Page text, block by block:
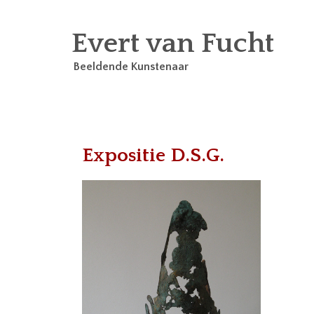
Evert van Fucht
Beeldende Kunstenaar
Expositie D.S.G.